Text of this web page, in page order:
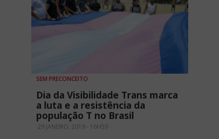
SEM PRECONCEITO
Dia da Visibilidade Trans marca
a luta e a resistência da
população T no Brasil
29 JANEIRO, 2019 - 16H59